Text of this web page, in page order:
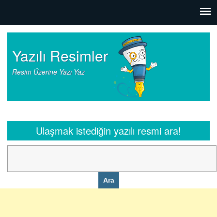
Yazılı Resimler
Resim Üzerine Yazı Yaz
Ulaşmak istediğin yazılı resmi ara!